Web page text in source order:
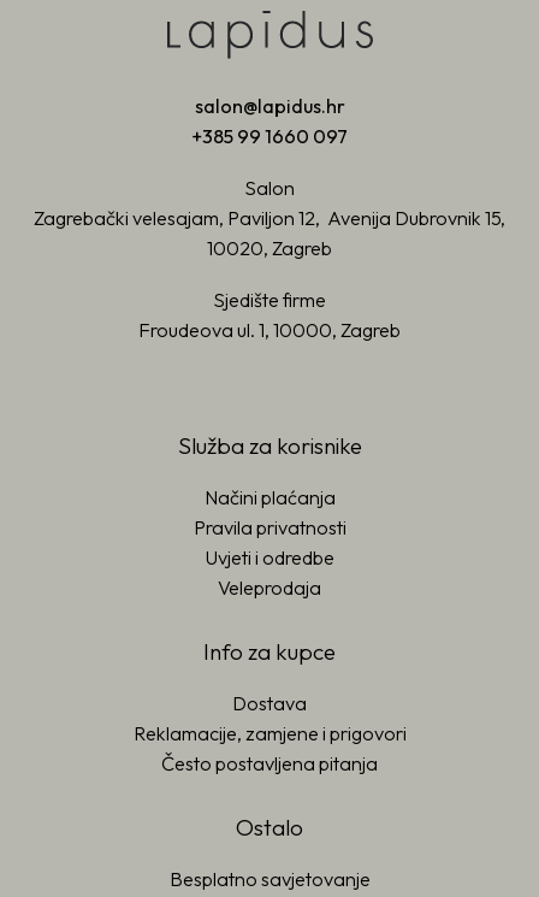
salon@lapidus.hr
+385 99 1660 097
Salon
Zagrebački velesajam, Paviljon 12, Avenija Dubrovnik 15,
10020, Zagreb
Sjedište firme
Froudeova ul. 1, 10000, Zagreb
Služba za korisnike
Načini plaćanja
Pravila privatnosti
Uvjeti i odredbe
Veleprodaja
Info za kupce
Dostava
Reklamacije, zamjene i prigovori
Često postavljena pitanja
Ostalo
Besplatno savjetovanje